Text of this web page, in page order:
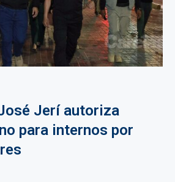
Jerí autoriza
para internos por